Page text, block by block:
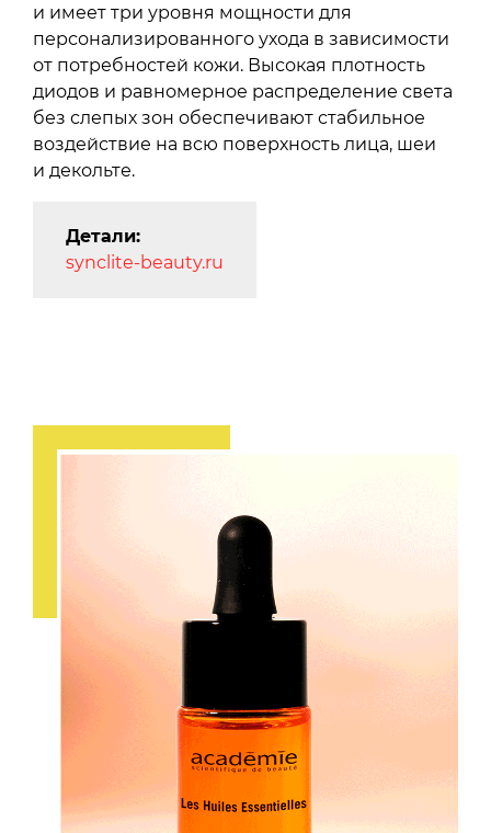
и имеет три уровня мощности для
персонализированного ухода в зависимости
от потребностей кожи. Высокая плотность
диодов и равномерное распределение света
без слепых зон обеспечивают стабильное
воздействие на всю поверхность лица, шеи
и декольте.
Детали:
synclite-beauty.ru